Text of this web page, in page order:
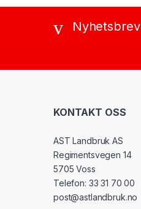
Nyhetsbrev
KONTAKT OSS
AST Landbruk AS
Regimentsvegen 14
5705 Voss
Telefon: 33 31 70 00
post@astlandbruk.no